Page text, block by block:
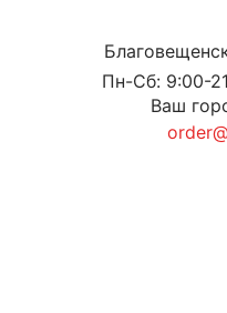
Пн-Сб: 9:00-
Ваш